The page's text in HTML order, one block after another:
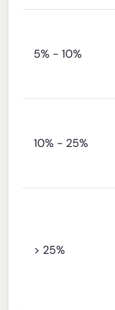
5% - 10%
10% - 25%
> 25%